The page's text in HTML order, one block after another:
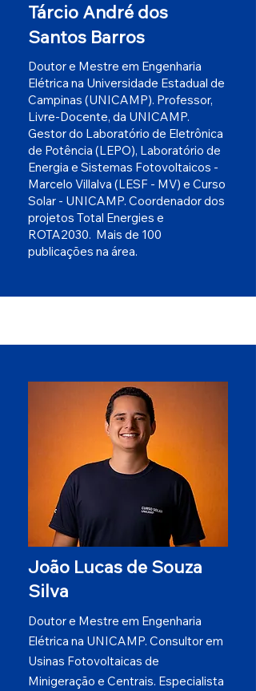
Tárcio André dos
Santos Barros
Doutor e Mestre em Engenharia
Elétrica na Universidade Estadual de
Campinas (UNICAMP). Professor,
Livre-Docente, da UNICAMP.
Gestor do Laboratório de Eletrônica
de Potência (LEPO), Laboratório de
Energia e Sistemas Fotovoltaicos -
Marcelo Villalva (LESF - MV) e Curso
Solar - UNICAMP. Coordenador dos
projetos Total Energies e
ROTA2030. Mais de 100
publicações na área.
João Lucas de Souza
Silva
Doutor e Mestre em Engenharia
Elétrica na UNICAMP. Consultor em
Usinas Fotovoltaicas de
Minigeração e Centrais. Especialista